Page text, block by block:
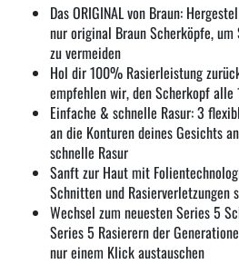
Das ORIGINAL von Braun:
nur original Braun Scherköpfe, um
zu vermeiden
Hol dir 100% Rasierleistung
empfehlen wir, den Scherkopf alle
Einfache & schnelle Rasur: 3
an die Konturen deines Gesichts
schnelle Rasur
Sanft zur Haut mit
Schnitten und Rasierverletzungen
Wechsel zum neuesten Series 5
Series 5 Rasierern der
nur einem Klick austauschen